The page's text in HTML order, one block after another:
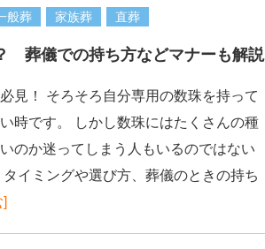
般葬 家族葬 直葬
葬儀での持ち方などマナーも解説
見！ そろそろ自分専用の数珠を持って
時です。 しかし数珠にはたくさんの種
のか迷ってしまう人もいるのではない
イミングや選び方、葬儀のときの持ち